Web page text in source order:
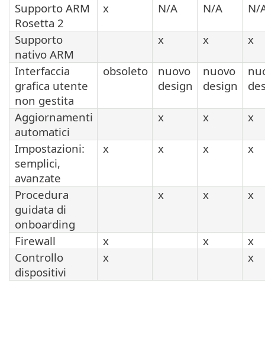
Supporto ARM
Rosetta 2
x N/A N/A N/
Supporto
nativo ARM
x x x
Interfaccia
grafica utente
non gestita
obsoleto
nuovo
design
nuovo
design
Aggiornamenti
automatici
x x x
Impostazioni:
semplici,
avanzate
x x x x
Procedura
guidata di
onboarding
x x x
Firewall x x
x
Controllo
dispositivi
x x